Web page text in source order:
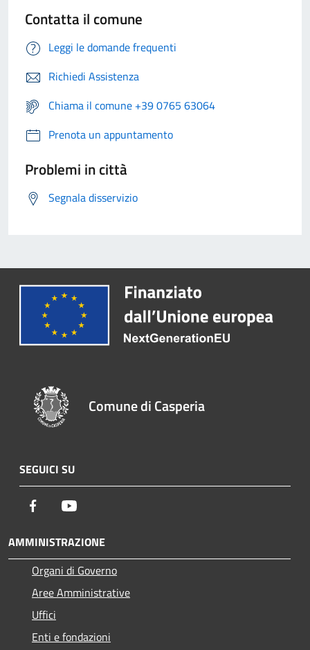
Contatta il comune
Leggi le domande frequenti
Richiedi Assistenza
Chiama il comune +39 0765 63064
Prenota un appuntamento
Problemi in città
Segnala disservizio
Comune di Casperia
SEGUICI SU
Facebook
AMMINISTRAZIONE
Organi di Governo
Aree Amministrative
Uffici
Enti e fondazioni